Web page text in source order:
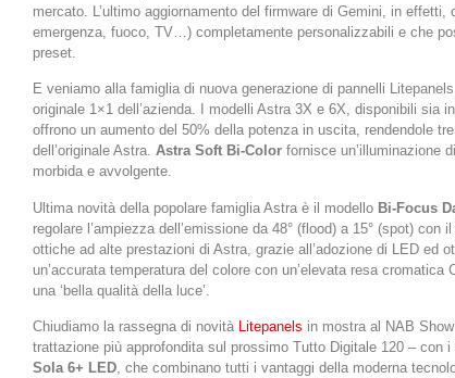
mercato. L’ultimo aggiornamento del firmware di Gemini, in
emergenza, fuoco, TV…) completamente personalizzabili e che
preset.
E veniamo alla famiglia di nuova generazione di pannelli Litepanels
originale 1×1 dell’azienda. I modelli Astra 3X e 6X, disponibili sia
offrono un aumento del 50% della potenza in uscita, rendendole
dell’originale Astra. Astra Soft Bi-Color fornisce un’illuminazione
morbida e avvolgente.
Ultima novità della popolare famiglia Astra è il modello Bi-Focus
regolare l’ampiezza dell’emissione da 48° (flood) a 15° (spot) con
ottiche ad alte prestazioni di Astra, grazie all’adozione di LED ed
un’accurata temperatura del colore con un’elevata resa cromatica
una ‘bella qualità della luce’.
Chiudiamo la rassegna di novità Litepanels in mostra al NAB
trattazione più approfondita sul prossimo Tutto Digitale 120 – con
Sola 6+ LED, che combinano tutti i vantaggi della moderna